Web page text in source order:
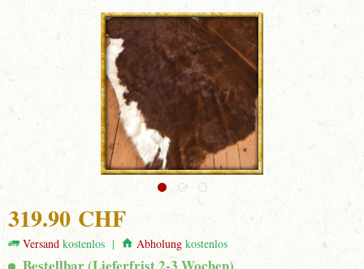
319.90 CHF
Versandkostenlos | Abholung kostenlos